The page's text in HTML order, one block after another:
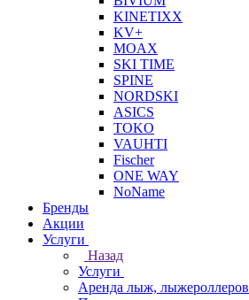
KINETIXX
KV+
MOAX
SKI TIME
SPINE
NORDSKI
ASICS
TOKO
VAUHTI
Fischer
ONE WAY
NoName
Бренды
Акции
Услуги
Назад
Услуги
Аренда лыж, лыжероллеров